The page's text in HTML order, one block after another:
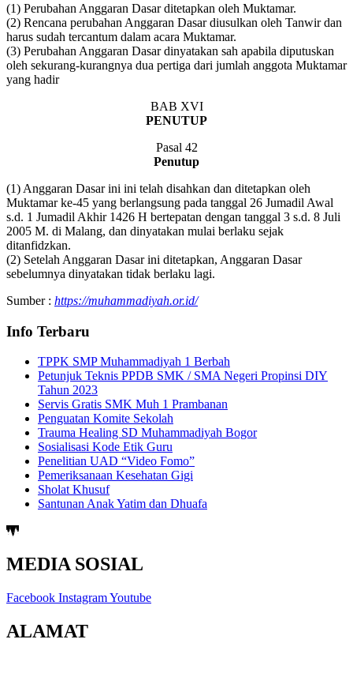
(1) Perubahan Anggaran Dasar ditetapkan oleh Muktamar.
(2) Rencana perubahan Anggaran Dasar diusulkan oleh Tanwir dan
harus sudah tercantum dalam acara Muktamar.
(3) Perubahan Anggaran Dasar dinyatakan sah apabila diputuskan
oleh sekurang-kurangnya dua pertiga dari jumlah anggota Muktamar
yang hadir
BAB XVI
PENUTUP
Pasal 42
Penutup
(1) Anggaran Dasar ini ini telah disahkan dan ditetapkan oleh
Muktamar ke-45 yang berlangsung pada tanggal 26 Jumadil Awal
s.d. 1 Jumadil Akhir 1426 H bertepatan dengan tanggal 3 s.d. 8 Juli
2005 M. di Malang, dan dinyatakan mulai berlaku sejak
ditanfidzkan.
(2) Setelah Anggaran Dasar ini ditetapkan, Anggaran Dasar
sebelumnya dinyatakan tidak berlaku lagi.
Sumber : https://muhammadiyah.or.id/
Info Terbaru
TPPK SMP Muhammadiyah 1 Berbah
Petunjuk Teknis PPDB SMK / SMA Negeri Propinsi DIY
Tahun 2023
Servis Gratis SMK Muh 1 Prambanan
Penguatan Komite Sekolah
Trauma Healing SD Muhammadiyah Bogor
Sosialisasi Kode Etik Guru
Penelitian UAD “Video Fomo”
Pemeriksanaan Kesehatan Gigi
Sholat Khusuf
Santunan Anak Yatim dan Dhuafa
MEDIA SOSIAL
Facebook InstagramYoutube
ALAMAT